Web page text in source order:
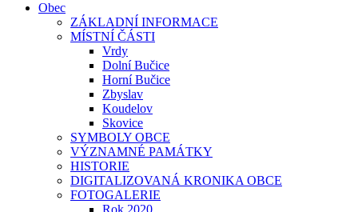
Obec
ZÁKLADNÍ INFORMACE
MÍSTNÍ ČÁSTI
Vrdy
Dolní Bučice
Horní Bučice
Zbyslav
Koudelov
Skovice
SYMBOLY OBCE
VÝZNAMNÉ PAMÁTKY
HISTORIE
DIGITALIZOVANÁ KRONIKA OBCE
FOTOGALERIE
Rok 2020